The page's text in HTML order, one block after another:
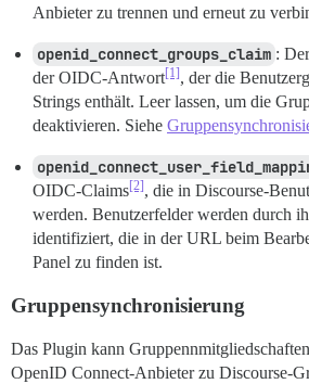
Anbieter zu trennen und erneut zu
openid_connect_groups_claim :
der OIDC-Antwort[1] , der die
Strings enthält. Leer lassen, um die
deaktivieren. Siehe
OIDC-Claims[2] , die in Discourse-
werden. Benutzerfelder werden durch
identifiziert, die in der URL beim
Panel zu finden ist.
Gruppensynchronisierung
Das Plugin kann
OpenID Connect-Anbieter zu Discourse-